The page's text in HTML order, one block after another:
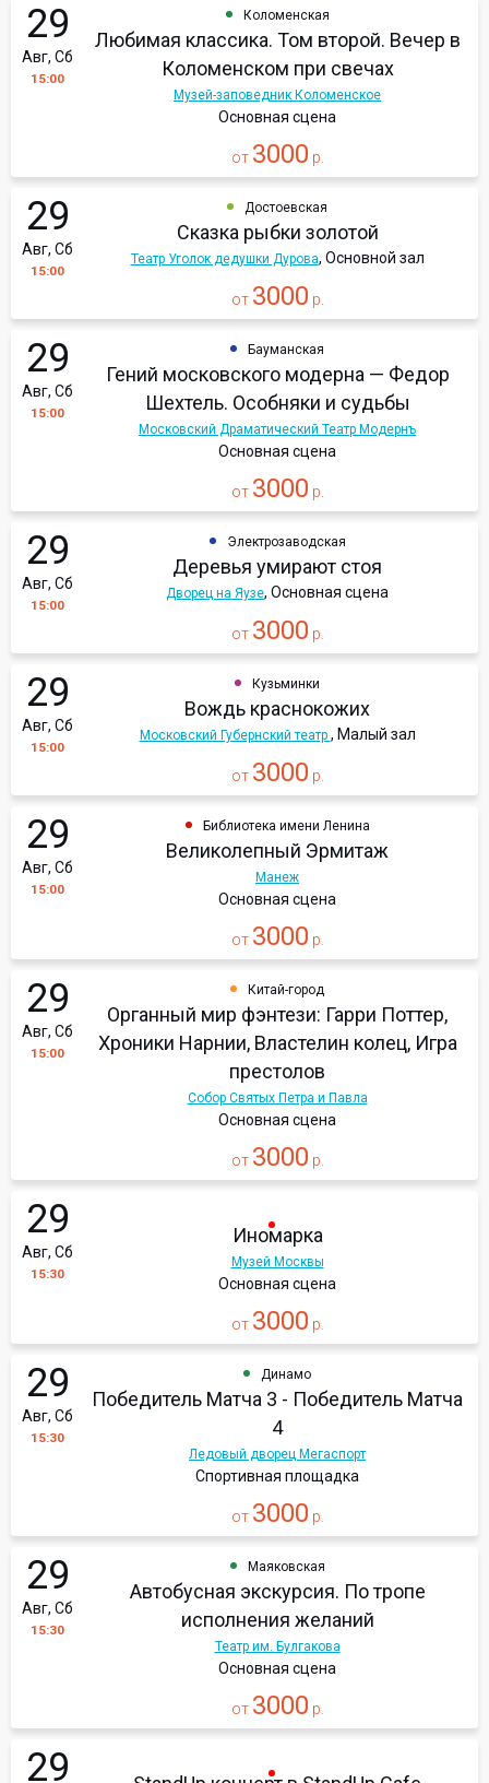
29
Авг, Сб
15:00
Коломенская
Любимая классика. Том второй. Вечер в
Коломенском при свечах
Музей-заповедник Коломенское
Основная сцена
от 3000 р.
29
Авг, Сб
15:00
Достоевская
Сказка рыбки золотой
Театр Уголок дедушки Дурова, Основной зал
от 3000 р.
29
Авг, Сб
15:00
Бауманская
Гений московского модерна — Федор
Шехтель. Особняки и судьбы
Московский Драматический Театр Модернъ
Основная сцена
от 3000 р.
29
Авг, Сб
15:00
Электрозаводская
Деревья умирают стоя
Дворец на Яузе, Основная сцена
от 3000 р.
29
Авг, Сб
15:00
Кузьминки
Вождь краснокожих
Московский Губернский театр , Малый зал
от 3000 р.
29
Авг, Сб
15:00
Библиотека имени Ленина
Великолепный Эрмитаж
Манеж
Основная сцена
от 3000 р.
29
Авг, Сб
15:00
Китай-город
Органный мир фэнтези: Гарри Поттер,
Хроники Нарнии, Властелин колец, Игра
престолов
Собор Святых Петра и Павла
Основная сцена
от 3000 р.
29
Авг, Сб
15:30
Иномарка
Музей Москвы
Основная сцена
от 3000 р.
29
Авг, Сб
15:30
Динамо
Победитель Матча 3 - Победитель Матча
4
Ледовый дворец Мегаспорт
Спортивная площадка
от 3000 р.
29
Авг, Сб
15:30
Маяковская
Автобусная экскурсия. По тропе
исполнения желаний
Театр им. Булгакова
Основная сцена
от 3000 р.
29